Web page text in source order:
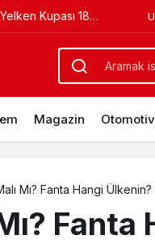
Kupası 18
Magazin Otomotiv
Mı? Fanta Hangi Ülkenin?
Fanta
Hangi Ülkenin?